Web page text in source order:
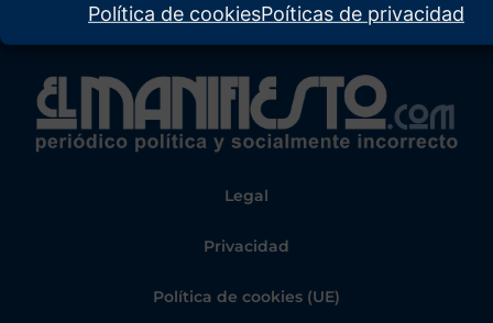
Política de cookiesPoíticas de privacidad
Legal
Privacidad
Política de cookies (UE)